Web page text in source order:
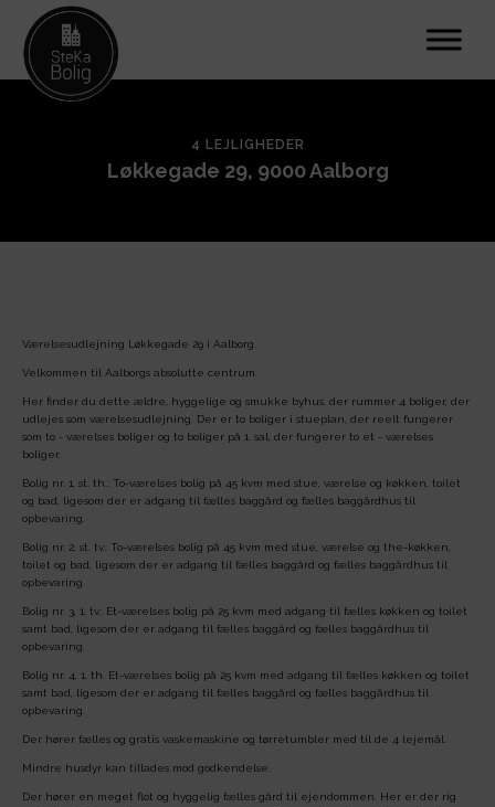
4 LEJLIGHEDER
Løkkegade 29, 9000 Aalborg
Værelsesudlejning Løkkegade 29 i Aalborg.
Velkommen til Aalborgs absolutte centrum.
Her finder du dette ældre, hyggelige og smukke byhus. der rummer 4 boliger, der
udlejes som værelsesudlejning. Der er to boliger i stueplan, der reelt fungerer
som to - værelses boliger og to boliger på 1. sal, der fungerer to et - værelses
boliger.
Bolig nr. 1, st. th.: To-værelses bolig på 45 kvm med stue, værelse og køkken, toilet
og bad, ligesom der er adgang til fælles baggård og fælles baggårdhus til
opbevaring.
Bolig nr. 2, st. tv.: To-værelses bolig på 45 kvm med stue, værelse og the-køkken,
toilet og bad, ligesom der er adgang til fælles baggård og fælles baggårdhus til
opbevaring.
Bolig nr. 3, 1. tv.: Et-værelses bolig på 25 kvm med adgang til fælles køkken og toilet
samt bad, ligesom der er adgang til fælles baggård og fælles baggårdhus til
opbevaring.
Bolig nr. 4, 1. th. Et-værelses bolig på 25 kvm med adgang til fælles køkken og toilet
samt bad, ligesom der er adgang til fælles baggård og fælles baggårdhus til
opbevaring.
Der hører fælles og gratis vaskemaskine og tørretumbler med til de 4 lejemål.
Mindre husdyr kan tillades mod godkendelse.
Der hører en meget flot og hyggelig fælles gård til ejendommen. Her er der rig